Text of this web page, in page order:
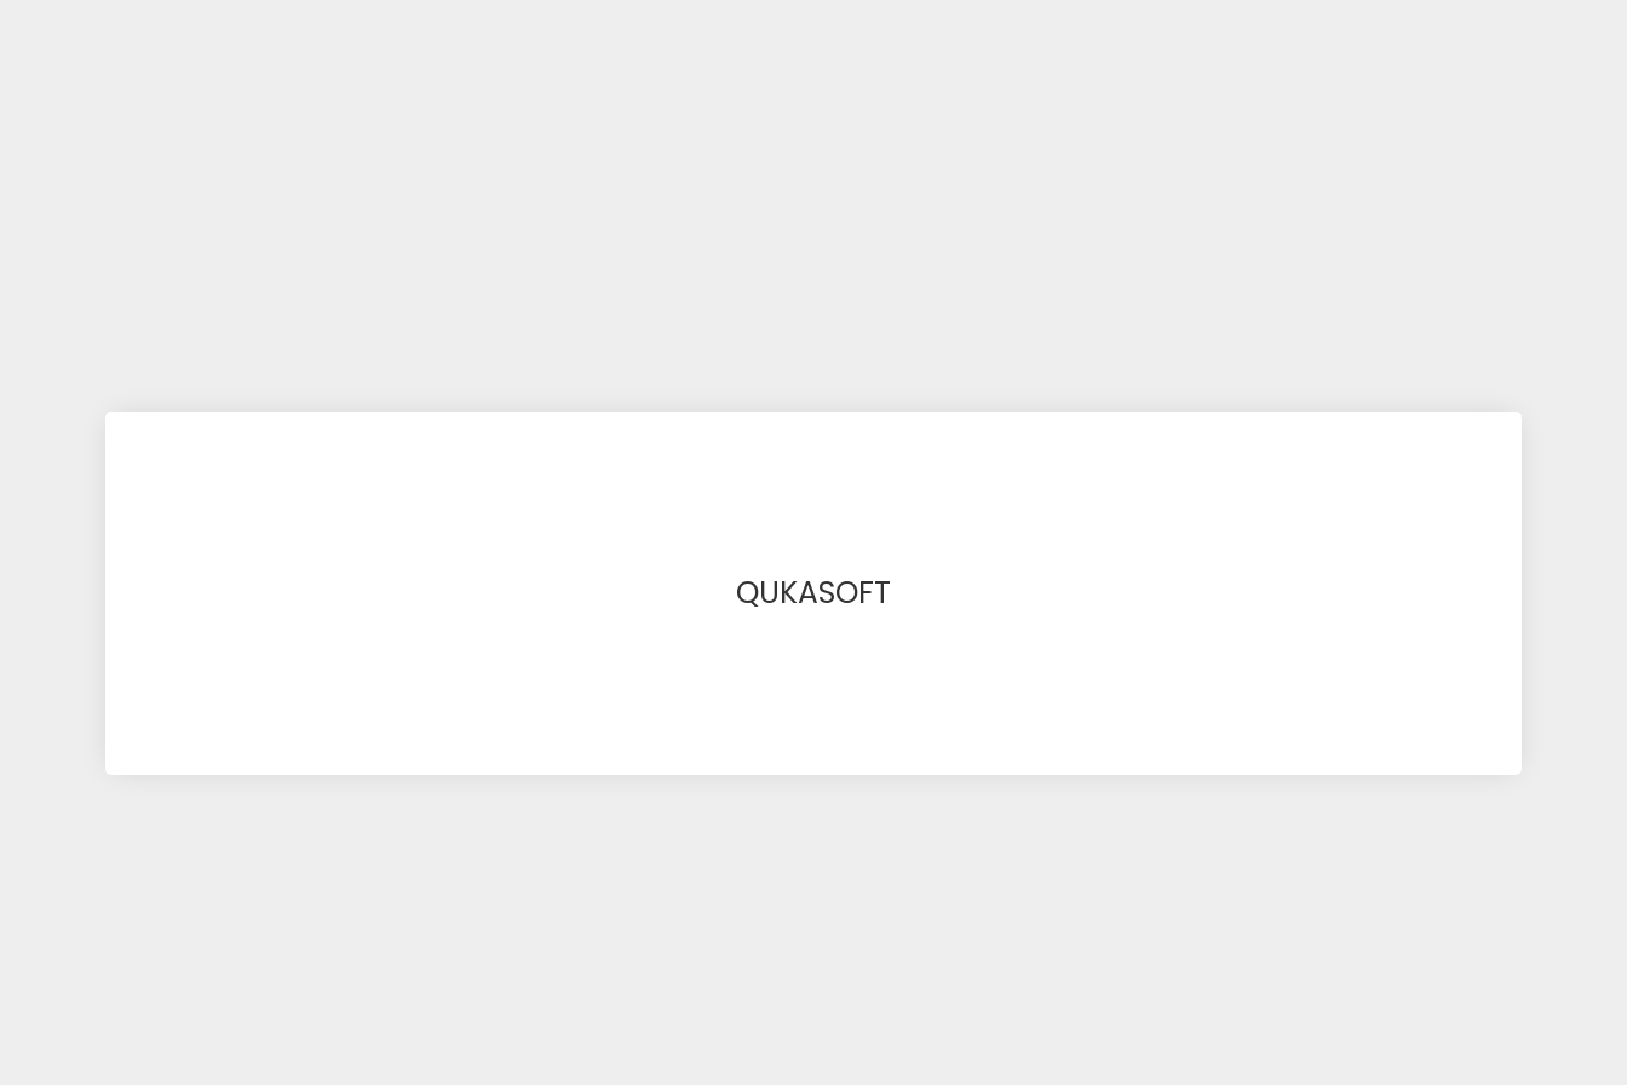
QUKASOFT